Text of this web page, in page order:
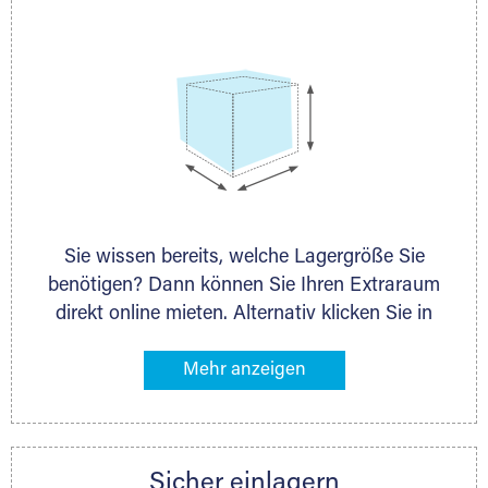
Holzcontainer
Sie wissen bereits, welche Lagergröße Sie
benötigen? Dann können Sie Ihren Extraraum
direkt online mieten. Alternativ klicken Sie in
Gegenstände an, die Sie einlagern möchten –
ermittelt. Natürlich steht Ihnen Ihr Extraraum